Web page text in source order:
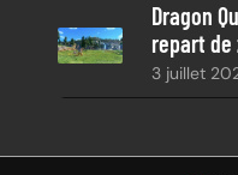
Dragon
repart de
3 juillet